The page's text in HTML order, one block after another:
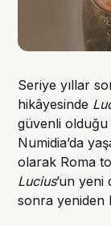
Seriye yıllar
hikâyesinde
güvenli
Numidia’da
olarak Roma
Lucius’un yeni
sonra yeniden